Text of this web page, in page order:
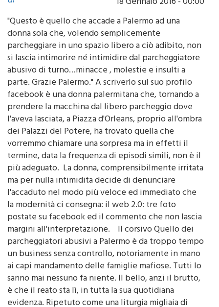
"Questo è quello che accade a Palermo ad una
donna sola che, volendo semplicemente
parcheggiare in uno spazio libero a ciò adibito, non
si lascia intimorire né intimidire dal parcheggiatore
abusivo di turno…minacce , molestie e insulti a
parte. Grazie Palermo." A scriverlo sul suo profilo
facebook è una donna palermitana che, tornando a
prendere la macchina dal libero parcheggio dove
l'aveva lasciata, a Piazza d'Orleans, proprio all'ombra
dei Palazzi del Potere, ha trovato quella che
vorremmo chiamare una sorpresa ma in effetti il
termine, data la frequenza di episodi simili, non è il
più adeguato. La donna, comprensibilmente irritata
ma per nulla intimidita decide di denunciare
l'accaduto nel modo più veloce ed immediato che
la modernità ci consegna: il web 2.0: tre foto
postate su facebook ed il commento che non lascia
margini all'interpretazione. Il corsivo Quello dei
parcheggiatori abusivi a Palermo è da troppo tempo
un business senza controllo, notoriamente in mano
ai capi mandamento delle famiglie mafiose. Tutti lo
sanno mai nessuno fa niente. Il bello, anzi il brutto,
è che il reato sta lì, in tutta la sua quotidiana
evidenza. Ripetuto come una liturgia migliaia di
volte al giorno, ogni giorno, in ogni parte della città